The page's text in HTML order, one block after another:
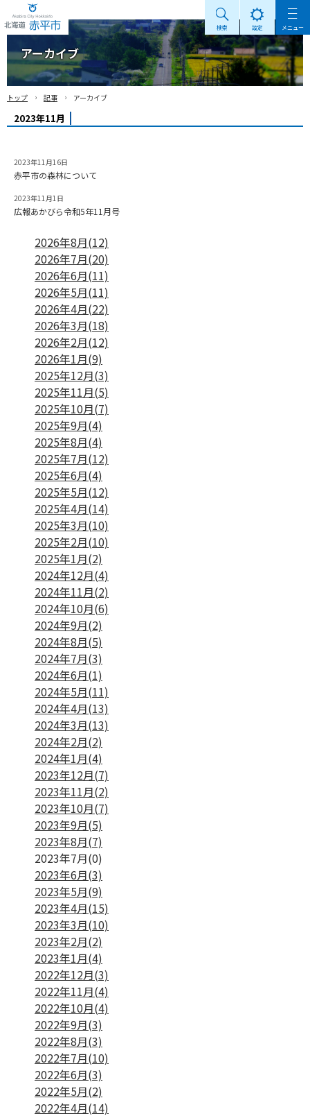
Akabira City Hokkaido 北海道 赤平市
検索 設定 メニュー
アーカイブ
トップ › 記事 › アーカイブ
2023年11月
2023年11月16日
赤平市の森林について
2023年11月1日
広報あかびら令和5年11月号
2026年8月(12)
2026年7月(20)
2026年6月(11)
2026年5月(11)
2026年4月(22)
2026年3月(18)
2026年2月(12)
2026年1月(9)
2025年12月(3)
2025年11月(5)
2025年10月(7)
2025年9月(4)
2025年8月(4)
2025年7月(12)
2025年6月(4)
2025年5月(12)
2025年4月(14)
2025年3月(10)
2025年2月(10)
2025年1月(2)
2024年12月(4)
2024年11月(2)
2024年10月(6)
2024年9月(2)
2024年8月(5)
2024年7月(3)
2024年6月(1)
2024年5月(11)
2024年4月(13)
2024年3月(13)
2024年2月(2)
2024年1月(4)
2023年12月(7)
2023年11月(2)
2023年10月(7)
2023年9月(5)
2023年8月(7)
2023年7月(0)
2023年6月(3)
2023年5月(9)
2023年4月(15)
2023年3月(10)
2023年2月(2)
2023年1月(4)
2022年12月(3)
2022年11月(4)
2022年10月(4)
2022年9月(3)
2022年8月(3)
2022年7月(10)
2022年6月(3)
2022年5月(2)
2022年4月(14)